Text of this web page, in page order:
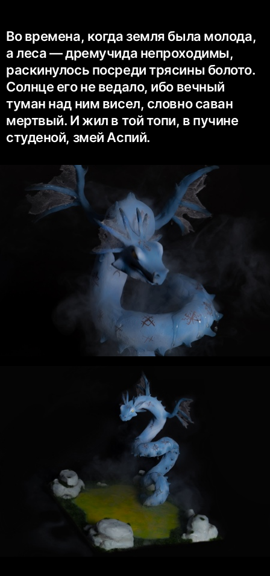
Во времена, когда земля была молода,
а леса — дремучида непроходимы,
раскинулось посреди трясины болото.
Солнце его не ведало, ибо вечный
туман над ним висел, словно саван
мертвый. И жил в той топи, в пучине
студеной, змей Аспий.